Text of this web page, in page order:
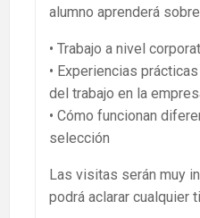
alumno aprenderá
• Trabajo a nivel
• Experiencias
del trabajo en la
• Cómo funcionan
selección
Las visitas serán muy
podrá aclarar cualquier